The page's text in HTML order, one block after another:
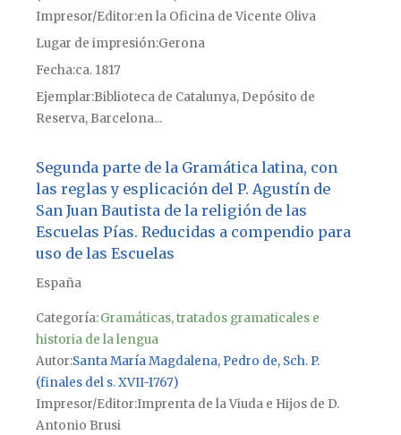
Impresor/Editor en la Oficina de Vicente Oliva
Lugar de impresiónGerona
Fechaca. 1817
Ejemplar Biblioteca de Catalunya, Depósito de
Reserva, Barcelona...
Segunda parte de la Gramática latina, con
las reglas y esplicación del P. Agustín de
San Juan Bautista de la religión de las
Escuelas Pías. Reducidas a compendio para
uso de las Escuelas
España
Categoría:Gramáticas, tratados gramaticales e
historia de la lengua
Autor Santa María Magdalena, Pedro de, Sch. P.
(finales del s. XVII-1767)
Impresor/Editor Imprenta de la Viuda e Hijos de D.
Antonio Brusi